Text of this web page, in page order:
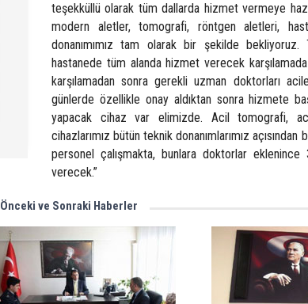
teşekküllü olarak tüm dallarda hizmet vermeye
modern aletler, tomografi, röntgen aletleri,
donanımımız tam olarak bir şekilde bekliyoruz.
hastanede tüm alanda hizmet verecek
karşılamadan sonra gerekli uzman doktorları
günlerde özellikle onay aldıktan sonra hizmete
yapacak cihaz var elimizde. Acil tomografi,
cihazlarımız bütün teknik donanımlarımız
personel çalışmakta, bunlara doktorlar
verecek.”
Önceki ve Sonraki Haberler